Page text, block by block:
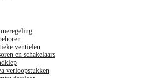
ventielen
en schakelaars
verloopstukken